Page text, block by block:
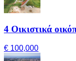
4 Οικιστικά
€ 100,000